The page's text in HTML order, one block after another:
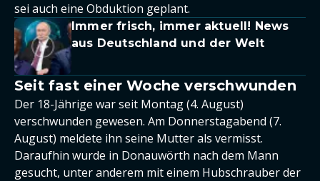
sei auch eine Obduktion geplant.
Immer frisch, immer aktuell! News
aus Deutschland und der Welt
Seit fast einer Woche verschwunden
Der 18-Jährige war seit Montag (4. August)
verschwunden gewesen. Am Donnerstagabend (7.
August) meldete ihn seine Mutter als vermisst.
Daraufhin wurde in Donauwörth nach dem Mann
gesucht, unter anderem mit einem Hubschrauber der